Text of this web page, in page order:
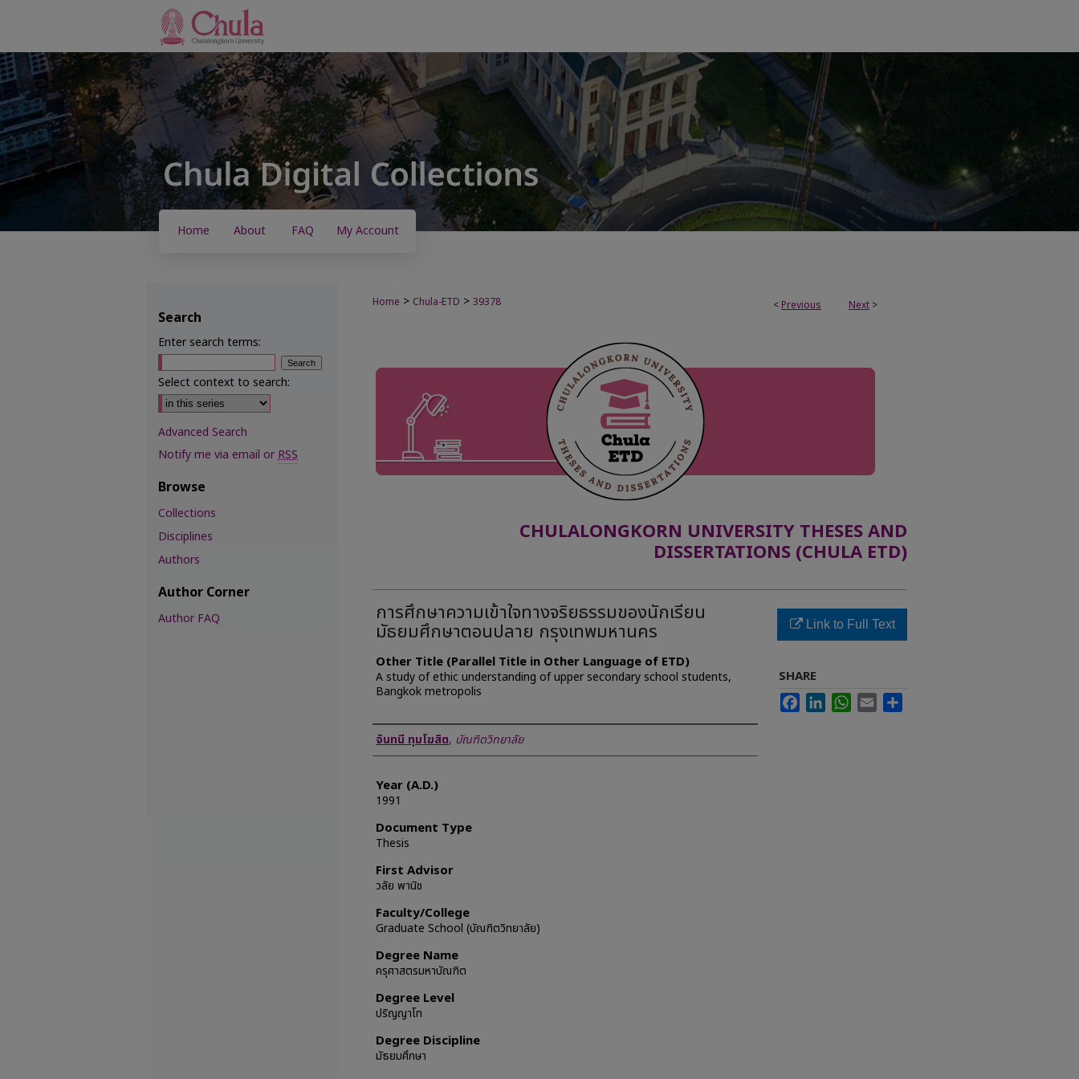
Home About FAQ My Account
< Previous Next >
Home > Chula-ETD > 39378
CHULALONGKORN UNIVERSITY THESES AND
DISSERTATIONS (CHULA ETD)
การศึกษาความเข้าใจทางจริยธรรมของนักเรียน
มัธยมศึกษาตอนปลาย กรุงเทพมหานคร
Other Title (Parallel Title in Other Language of ETD)
A study of ethic understanding of upper secondary school students,
Bangkok metropolis
Author
จันทนี ทุมโฆสิต, บัณฑิตวิทยาลัย
Year (A.D.)
1991
Document Type
Thesis
First Advisor
วลัย พานิช
Faculty/College
Graduate School (บัณฑิตวิทยาลัย)
Degree Name
ครุศาสตรมหาบัณฑิต
Degree Level
ปริญญาโท
Degree Discipline
มัธยมศึกษา
Link to Full Text
SHARE
FacebookLinkedInWhatsApp
Email
Search
Enter search terms:
Select context to search:
Advanced Search
Notify me via email or RSS
Browse
Collections
Disciplines
Authors
Author Corner
Author FAQ